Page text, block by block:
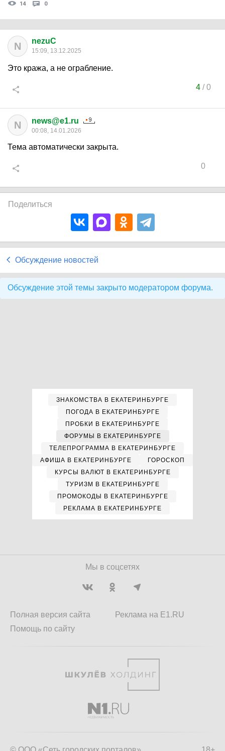
14 0
N nezuC
15:09, 13.12.2025
Это кража, а не ограбление.
4/0
N news@e1.ru
00:08, 14.01.2026
Тема автоматически закрыта.
0
Поделиться
Обсуждение новостей
Обсуждение этой темы закрыто модератором форума.
ЗНАКОМСТВА В ЕКАТЕРИНБУРГЕ
ПОГОДА В ЕКАТЕРИНБУРГЕ
ПРОБКИ В ЕКАТЕРИНБУРГЕ
ФОРУМЫ В ЕКАТЕРИНБУРГЕ
ТЕЛЕПРОГРАММА В ЕКАТЕРИНБУРГЕ
АФИША В ЕКАТЕРИНБУРГЕ
ГОРОСКОП
КУРСЫ ВАЛЮТ В ЕКАТЕРИНБУРГЕ
ТУРИЗМ В ЕКАТЕРИНБУРГЕ
ПРОМОКОДЫ В ЕКАТЕРИНБУРГЕ
РЕКЛАМА В ЕКАТЕРИНБУРГЕ
Мы в соцсетях
Полная версия сайта
Помощь по сайту
Реклама на E1.RU